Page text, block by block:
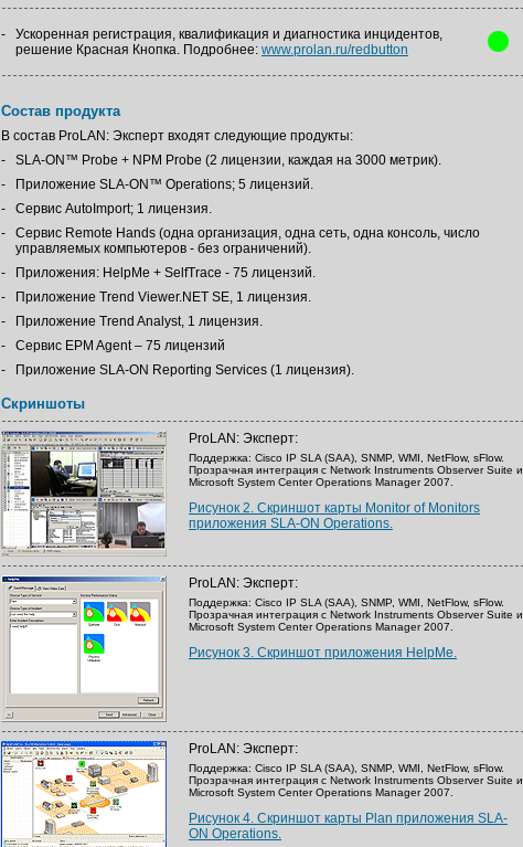
- Ускоренная регистрация, квалификация и диагностика инцидентов,
решение Красная Кнопка. Подробнее: www.prolan.ru/redbutton
Состав продукта
В состав ProLAN: Эксперт входят следующие продукты:
- SLA-ON™ Probe + NPM Probe (2 лицензии, каждая на 3000 метрик).
-
Приложение SLA-ON™ Operations; 5 лицензий.
- Сервис AutoImport; 1 лицензия.
- Сервис Remote Hands (одна организация, одна сеть, одна консоль, число
управляемых компьютеров - без ограничений).
-
Приложения: HelpMe + SelfTrace - 75 лицензий.
-
Приложение Trend Viewer.NET SE, 1 лицензия.
-
Приложение Trend Analyst, 1 лицензия.
- Сервис EPM Agent – 75 лицензий
-
Приложение SLA-ON Reporting Services (1 лицензия).
Скриншоты
ProLAN: Эксперт:
Поддержка: Cisco IP SLA (SAA), SNMP, WMI, NetFlow, sFlow.
Прозрачная интеграция c Network Instruments Observer Suite и
Microsoft System Center Operations Manager 2007.
Рисунок 2. Скриншот карты Monitor of Monitors
приложения SLA-ON Operations.
ProLAN: Эксперт:
Поддержка: Cisco IP SLA (SAA), SNMP, WMI, NetFlow, sFlow.
Прозрачная интеграция c Network Instruments Observer Suite и
Microsoft System Center Operations Manager 2007.
Рисунок 3. Скриншот приложения HelpMe.
ProLAN: Эксперт:
Поддержка: Cisco IP SLA (SAA), SNMP, WMI, NetFlow, sFlow.
Прозрачная интеграция c Network Instruments Observer Suite и
Microsoft System Center Operations Manager 2007.
Рисунок 4. Скриншот карты Plan приложения SLA-
ON Operations.